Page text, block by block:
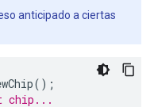
anticipado a ciertas
();
chip...